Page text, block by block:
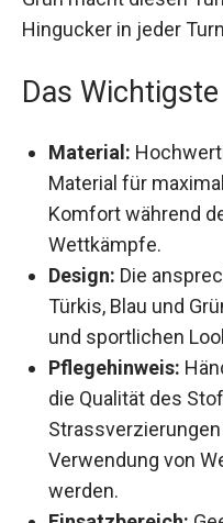
Grün macht diesen
Hingucker in jeder
Das
Material:
Material für
Komfort während
Wettkämpfe.
Design: Die
aus Türkis, Blau
frischen und
Pflegehinweis:
um die Qualität des
Verwendung von
vermieden werden.